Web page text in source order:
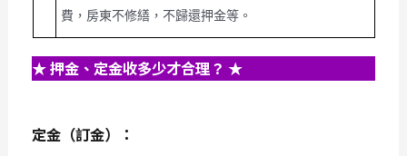
費，房東不修繕，不歸還押金等。
★ 押金、定金收多少才合理？ ★
定金（訂金）：